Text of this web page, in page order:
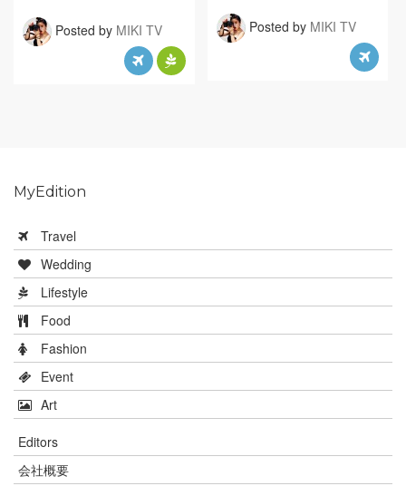
Posted by MIKI TV Posted by MIKI TV
MyEdition
Travel
Wedding
Lifestyle
Food
Fashion
Event
Art
Editors
会社概要